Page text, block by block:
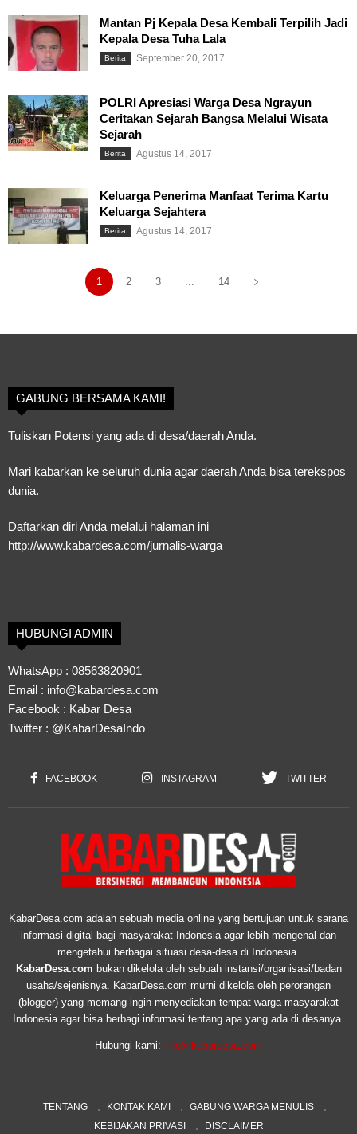
Mantan Pj Kepala Desa Kembali Terpilih Jadi
Kepala Desa Tuha Lala
Berita September 20, 2017
POLRI Apresiasi Warga Desa Ngrayun
Ceritakan Sejarah Bangsa Melalui Wisata
Sejarah
Berita Agustus 14, 2017
Keluarga Penerima Manfaat Terima Kartu
Keluarga Sejahtera
Berita Agustus 14, 2017
1 2 3 ... 14
GABUNG BERSAMA KAMI!
Tuliskan Potensi yang ada di desa/daerah Anda.
Mari kabarkan ke seluruh dunia agar daerah Anda bisa terekspos
dunia.
Daftarkan diri Anda melalui halaman ini
http://www.kabardesa.com/jurnalis-warga
HUBUNGI ADMIN
WhatsApp : 08563820901
Email : info@kabardesa.com
Facebook : Kabar Desa
Twitter : @KabarDesaIndo
FACEBOOK INSTAGRAM TWITTER
KabarDesa.com adalah sebuah media online yang bertujuan untuk sarana
informasi digital bagi masyarakat Indonesia agar lebih mengenal dan
mengetahui berbagai situasi desa-desa di Indonesia.
KabarDesa.com bukan dikelola oleh sebuah instansi/organisasi/badan
usaha/sejenisnya. KabarDesa.com murni dikelola oleh perorangan
(blogger) yang memang ingin menyediakan tempat warga masyarakat
Indonesia agar bisa berbagi informasi tentang apa yang ada di desanya.
Hubungi kami: info@kabardesa.com
TENTANG KONTAK KAMI
GABUNG WARGA MENULIS
KEBIJAKAN PRIVASI
DISCLAIMER